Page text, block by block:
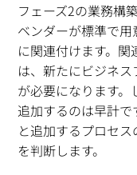
フェーズ2の業務構
ベンダーが標準で
に関連付けます。
は、新たにビジネ
が必要になります
追加するのは早計
と追加するプロセ
を判断します。